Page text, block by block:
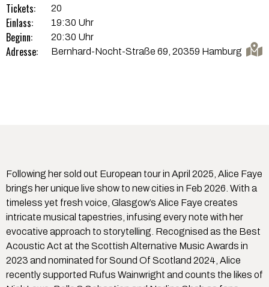
Tickets: 20
Einlass: 19:30 Uhr
Beginn: 20:30 Uhr
Adresse: Bernhard-Nocht-Straße 69, 20359 Hamburg
Following her sold out European tour in April 2025, Alice Faye
brings her unique live show to new cities in Feb 2026. With a
timeless yet fresh voice, Glasgow’s Alice Faye creates
intricate musical tapestries, infusing every note with her
evocative approach to storytelling. Recognised as the Best
Acoustic Act at the Scottish Alternative Music Awards in
2023 and nominated for Sound Of Scotland 2024, Alice
recently supported Rufus Wainwright and counts the likes of